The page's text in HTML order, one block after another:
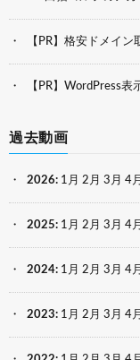
【PR】格安ドメイン
【PR】WordPress
過去動画
2026: 1月 2月 3月 4月
2025: 1月 2月 3月 4月
2024: 1月 2月 3月 4月
2023: 1月 2月 3月 4月